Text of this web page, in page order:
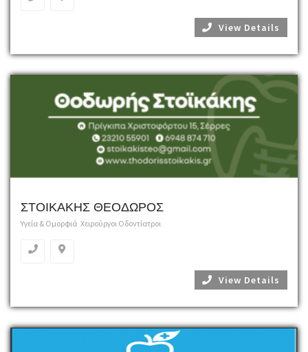
View Details
ΣΤΟΙΚΑΚΗΣ ΘΕΟΔΩΡΟΣ
Υγεία & Ομορφιά Χειρούργοι Οδοντίατροι
View Details